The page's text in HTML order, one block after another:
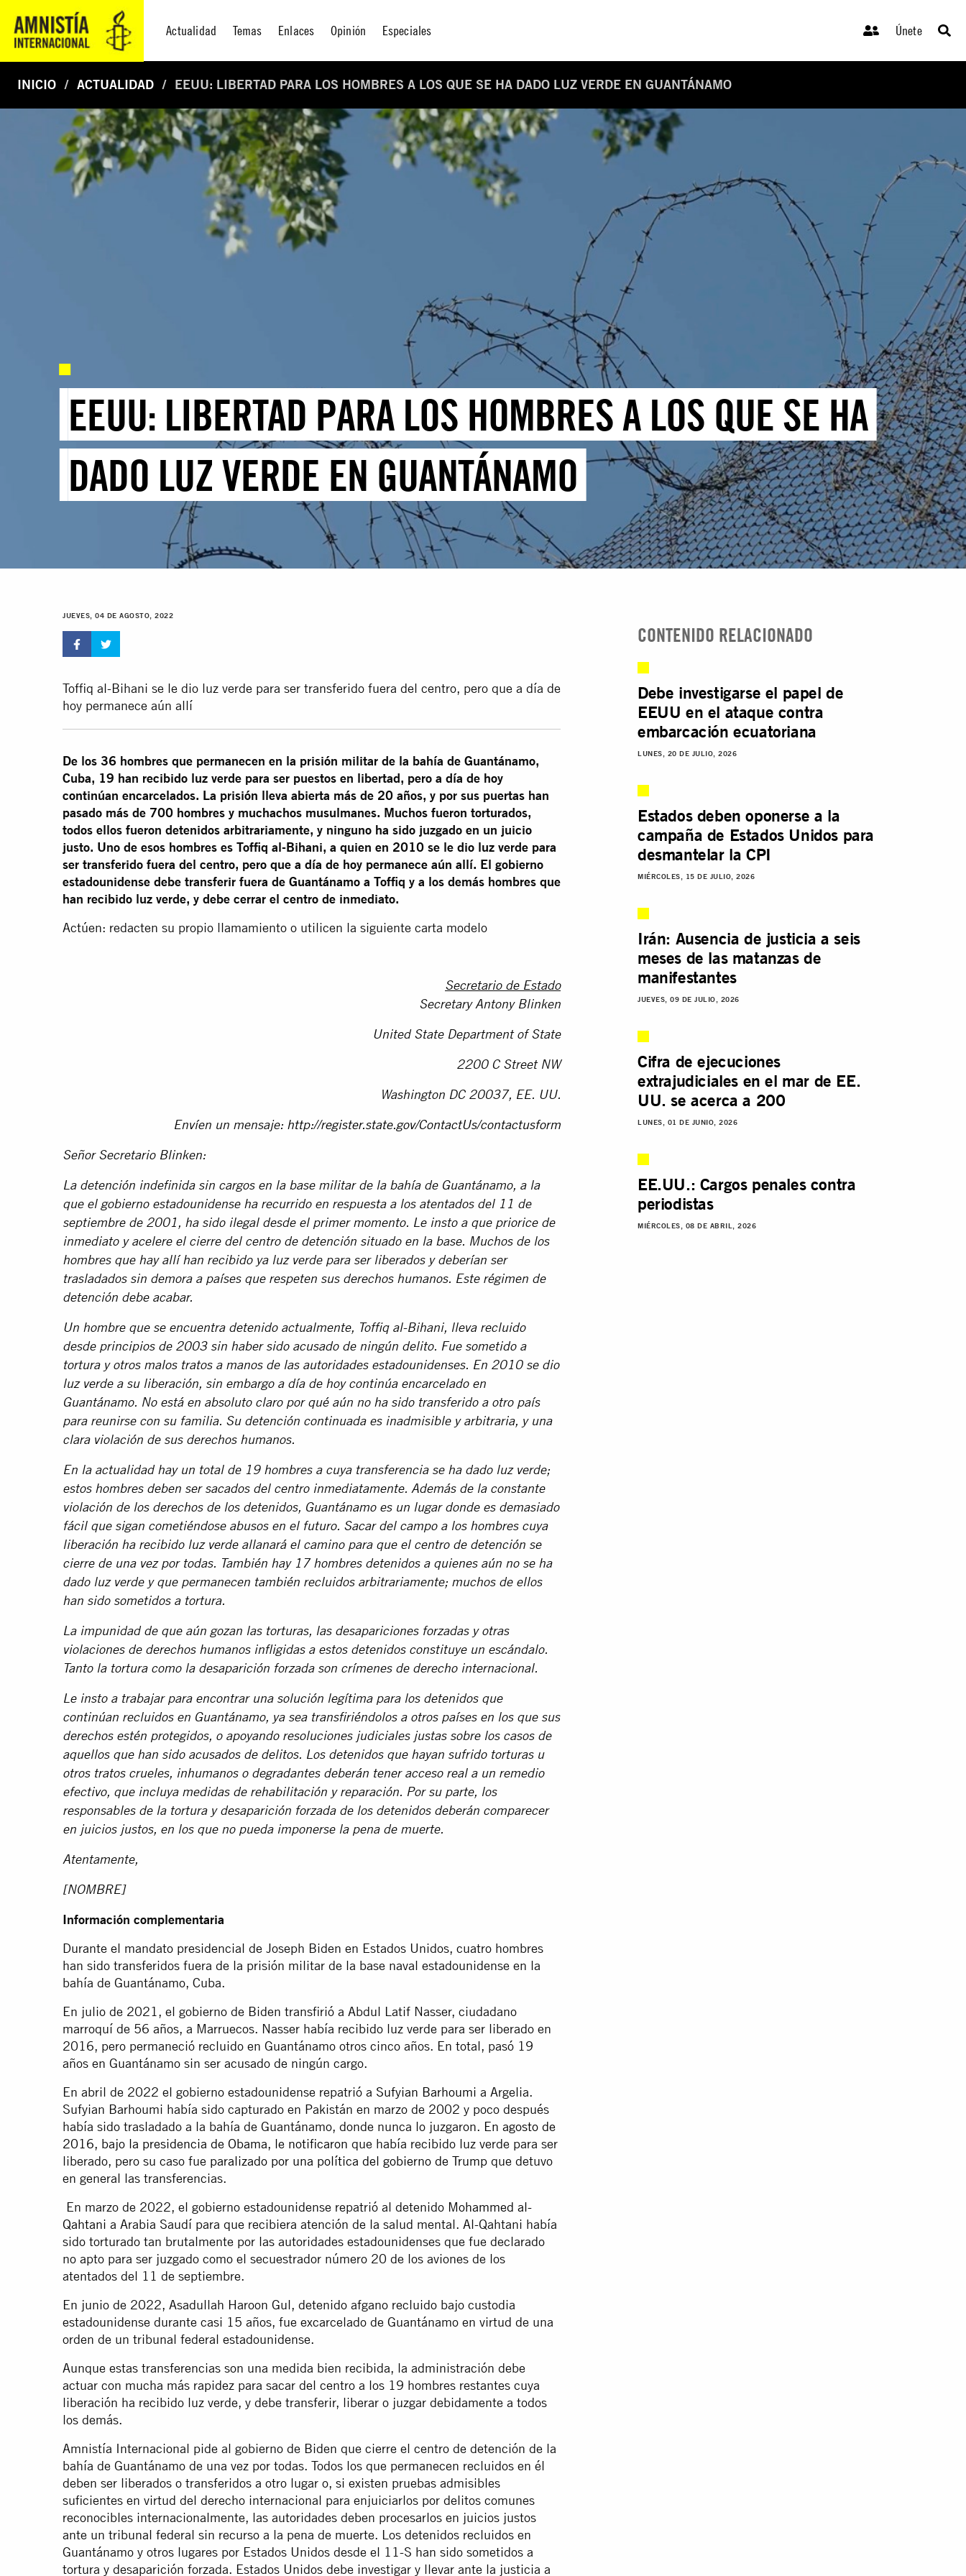
Actualidad Temas Enlaces Opinión Especiales Únete
INICIO ACTUALIDAD EEUU: LIBERTAD PARA LOS HOMBRES A LOS QUE SE HA DADO LUZ VERDE EN GUANTÁNAMO
EEUU: LIBERTAD PARA LOS HOMBRES A LOS QUE SE HA
DADO LUZ VERDE EN GUANTÁNAMO
JUEVES, 04 DE AGOSTO, 2022
Toffiq al-Bihani se le dio luz verde para ser transferido fuera del centro, pero que a día de
hoy permanece aún allí
De los 36 hombres que permanecen en la prisión militar de la bahía de Guantánamo,
Cuba, 19 han recibido luz verde para ser puestos en libertad, pero a día de hoy
continúan encarcelados. La prisión lleva abierta más de 20 años, y por sus puertas han
pasado más de 700 hombres y muchachos musulmanes. Muchos fueron torturados,
todos ellos fueron detenidos arbitrariamente, y ninguno ha sido juzgado en un juicio
justo. Uno de esos hombres es Toffiq al-Bihani, a quien en 2010 se le dio luz verde para
ser transferido fuera del centro, pero que a día de hoy permanece aún allí. El gobierno
estadounidense debe transferir fuera de Guantánamo a Toffiq y a los demás hombres que
han recibido luz verde, y debe cerrar el centro de inmediato.
Actúen: redacten su propio llamamiento o utilicen la siguiente carta modelo
Secretario de Estado
Secretary Antony Blinken
United State Department of State
2200 C Street NW
Washington DC 20037, EE. UU.
Envíen un mensaje: http://register.state.gov/ContactUs/contactusform
Señor Secretario Blinken:
La detención indefinida sin cargos en la base militar de la bahía de Guantánamo, a la
que el gobierno estadounidense ha recurrido en respuesta a los atentados del 11 de
septiembre de 2001, ha sido ilegal desde el primer momento. Le insto a que priorice de
inmediato y acelere el cierre del centro de detención situado en la base. Muchos de los
hombres que hay allí han recibido ya luz verde para ser liberados y deberían ser
trasladados sin demora a países que respeten sus derechos humanos. Este régimen de
detención debe acabar.
Un hombre que se encuentra detenido actualmente, Toffiq al-Bihani, lleva recluido
desde principios de 2003 sin haber sido acusado de ningún delito. Fue sometido a
tortura y otros malos tratos a manos de las autoridades estadounidenses. En 2010 se dio
luz verde a su liberación, sin embargo a día de hoy continúa encarcelado en
Guantánamo. No está en absoluto claro por qué aún no ha sido transferido a otro país
para reunirse con su familia. Su detención continuada es inadmisible y arbitraria, y una
clara violación de sus derechos humanos.
En la actualidad hay un total de 19 hombres a cuya transferencia se ha dado luz verde;
estos hombres deben ser sacados del centro inmediatamente. Además de la constante
violación de los derechos de los detenidos, Guantánamo es un lugar donde es demasiado
fácil que sigan cometiéndose abusos en el futuro. Sacar del campo a los hombres cuya
liberación ha recibido luz verde allanará el camino para que el centro de detención se
cierre de una vez por todas. También hay 17 hombres detenidos a quienes aún no se ha
dado luz verde y que permanecen también recluidos arbitrariamente; muchos de ellos
han sido sometidos a tortura.
La impunidad de que aún gozan las torturas, las desapariciones forzadas y otras
violaciones de derechos humanos infligidas a estos detenidos constituye un escándalo.
Tanto la tortura como la desaparición forzada son crímenes de derecho internacional.
Le insto a trabajar para encontrar una solución legítima para los detenidos que
continúan recluidos en Guantánamo, ya sea transfiriéndolos a otros países en los que sus
derechos estén protegidos, o apoyando resoluciones judiciales justas sobre los casos de
aquellos que han sido acusados de delitos. Los detenidos que hayan sufrido torturas u
otros tratos crueles, inhumanos o degradantes deberán tener acceso real a un remedio
efectivo, que incluya medidas de rehabilitación y reparación. Por su parte, los
responsables de la tortura y desaparición forzada de los detenidos deberán comparecer
en juicios justos, en los que no pueda imponerse la pena de muerte.
Atentamente,
[NOMBRE]
Información complementaria
Durante el mandato presidencial de Joseph Biden en Estados Unidos, cuatro hombres
han sido transferidos fuera de la prisión militar de la base naval estadounidense en la
bahía de Guantánamo, Cuba.
En julio de 2021, el gobierno de Biden transfirió a Abdul Latif Nasser, ciudadano
marroquí de 56 años, a Marruecos. Nasser había recibido luz verde para ser liberado en
2016, pero permaneció recluido en Guantánamo otros cinco años. En total, pasó 19
años en Guantánamo sin ser acusado de ningún cargo.
En abril de 2022 el gobierno estadounidense repatrió a Sufyian Barhoumi a Argelia.
Sufyian Barhoumi había sido capturado en Pakistán en marzo de 2002 y poco después
había sido trasladado a la bahía de Guantánamo, donde nunca lo juzgaron. En agosto de
2016, bajo la presidencia de Obama, le notificaron que había recibido luz verde para ser
liberado, pero su caso fue paralizado por una política del gobierno de Trump que detuvo
en general las transferencias.
En marzo de 2022, el gobierno estadounidense repatrió al detenido Mohammed al-
Qahtani a Arabia Saudí para que recibiera atención de la salud mental. Al-Qahtani había
sido torturado tan brutalmente por las autoridades estadounidenses que fue declarado
no apto para ser juzgado como el secuestrador número 20 de los aviones de los
atentados del 11 de septiembre.
En junio de 2022, Asadullah Haroon Gul, detenido afgano recluido bajo custodia
estadounidense durante casi 15 años, fue excarcelado de Guantánamo en virtud de una
orden de un tribunal federal estadounidense.
Aunque estas transferencias son una medida bien recibida, la administración debe
actuar con mucha más rapidez para sacar del centro a los 19 hombres restantes cuya
liberación ha recibido luz verde, y debe transferir, liberar o juzgar debidamente a todos
los demás.
Amnistía Internacional pide al gobierno de Biden que cierre el centro de detención de la
bahía de Guantánamo de una vez por todas. Todos los que permanecen recluidos en él
deben ser liberados o transferidos a otro lugar o, si existen pruebas admisibles
suficientes en virtud del derecho internacional para enjuiciarlos por delitos comunes
reconocibles internacionalmente, las autoridades deben procesarlos en juicios justos
ante un tribunal federal sin recurso a la pena de muerte. Los detenidos recluidos en
Guantánamo y otros lugares por Estados Unidos desde el 11-S han sido sometidos a
tortura y desaparición forzada. Estados Unidos debe investigar y llevar ante la justicia a
CONTENIDO RELACIONADO
Debe investigarse el papel de
EEUU en el ataque contra
embarcación ecuatoriana
LUNES, 20 DE JULIO, 2026
Estados deben oponerse a la
campaña de Estados Unidos para
desmantelar la CPI
MIÉRCOLES, 15 DE JULIO, 2026
Irán: Ausencia de justicia a seis
meses de las matanzas de
manifestantes
JUEVES, 09 DE JULIO, 2026
Cifra de ejecuciones
extrajudiciales en el mar de EE.
UU. se acerca a 200
LUNES, 01 DE JUNIO, 2026
EE.UU.: Cargos penales contra
periodistas
MIÉRCOLES, 08 DE ABRIL, 2026